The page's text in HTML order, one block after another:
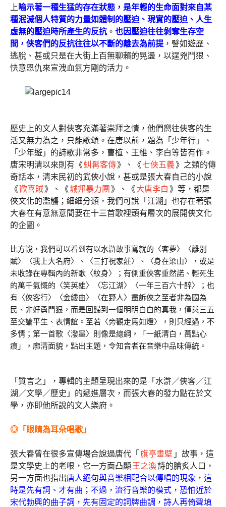
上 喻示著一種生猛的存在狀態，是年輕的生命面對來自某
種泯滅個人特質的力量如體制的壓迫、現實的壓迫、人生
虛無的壓迫時所產生的反抗 。 也因壓迫往往剝奪生存空
間，俠客們的反抗往往以不斷的離去為前提 ，譬如遊歷、
逃脫、甚或只是在大街上百無聊賴的晃盪，以逞兇鬥狠、
快意恩仇來宣洩血氣方剛的活力。
歷史上的文人對俠客充滿著崇拜之情，他們嚮往俠客的生
活又無力為之，只能歌頌。在唐以前，題為「少年行」、
「少年遊」的詩歌非常多，曹植、王維、李白等皆有作。
唐宋明清以來則有《 虯髯客傳》、《七俠五義》之類的傳
奇話本，清末民初的武俠小說，甚或是張大春自己的小說
《歡喜賊》、《城邦暴力團 》、《 大唐李白 》等，都是
俠文化的濫觴；細細分類，我們可說「江湖」也存在著張
大春在有意無意間要在十三首歌裡頭有層次的展開俠文化
的企圖。
比方說，我們可以看到有以水滸故事寫就的〈客夢〉〈離別
賦〉〈我上大名府〉、〈三打祝家莊〉、〈身在梁山〉，或是
未收錄在專輯內的新歌〈紋身〉；有側重俠客重然諾、輕死生
的萬千氣慨的〈笑英雄〉〈忘江湖〉〈一年三百六十醉〉；也
有〈俠客行〉〈金縷曲〉〈在野人〉盡訴俠之至者非為國為
民、非好勇鬥狠，而是回歸到一個明明白白的真我，僅與三五
至交論平生、表情誼。至若〈旁觀走馬如燈〉，則只經過，不
多情；第一首歌〈潑墨〉則像是總綱，「一紙清白，萬點心
痕」，廓清面貌，點出主題，令知音者在音樂中品味傳統。
「質言之」，專輯的主題呈現出來的是「水滸／俠客／江
湖／文學／歷史」的遞進層次，而張大春的發力點在於文
學，亦即他所說的文人樂府。
◎「眼睛為耳朵唱歌」
張大春曾在很多宣傳場合說過唐代「 旗亭畫壁 」故事，這
是文學史上的老哏，它一方面凸顯 王之渙詩的膾炙人口，
另一方面也指出唐人絕句與音樂相配合以傳唱的現象，這
時是先有詞、才有曲；不過，流行音樂的模式，恐怕近於
宋代勃興的曲子詞，先有固定的詞牌曲調，詩人再倚聲填